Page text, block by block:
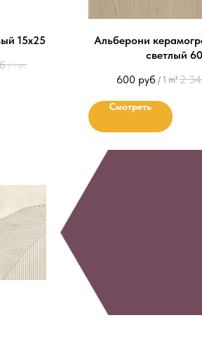
15х25
/ 1 pc
Альберони
светлый
600 руб / 1 m² 2
Смотреть